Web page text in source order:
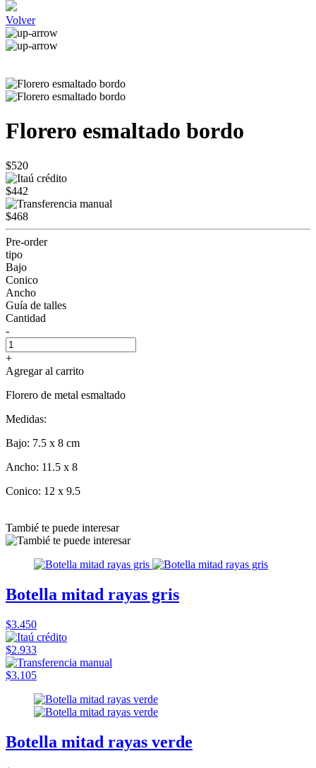
Volver
Florero esmaltado bordo
$520
$442
$468
Pre-order
tipo
Bajo
Conico
Ancho
Guía de talles
Cantidad
-
+
Agregar al carrito
Florero de metal esmaltado
Medidas:
Bajo: 7.5 x 8 cm
Ancho: 11.5 x 8
Conico: 12 x 9.5
Tambié te puede interesar
Botella mitad rayas gris
$3.450
$2.933
$3.105
Botella mitad rayas verde